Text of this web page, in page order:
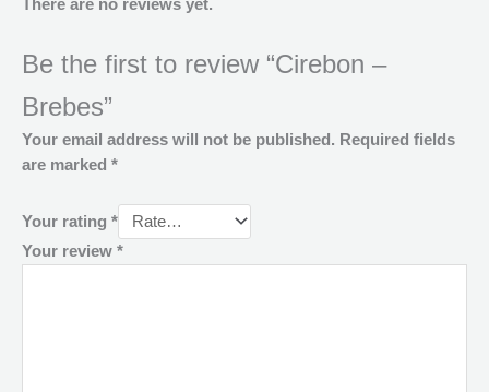
There are no reviews yet.
Be the first to review “Cirebon –
Brebes”
Your email address will not be published. Required fields
are marked *
Your rating *
Your review *